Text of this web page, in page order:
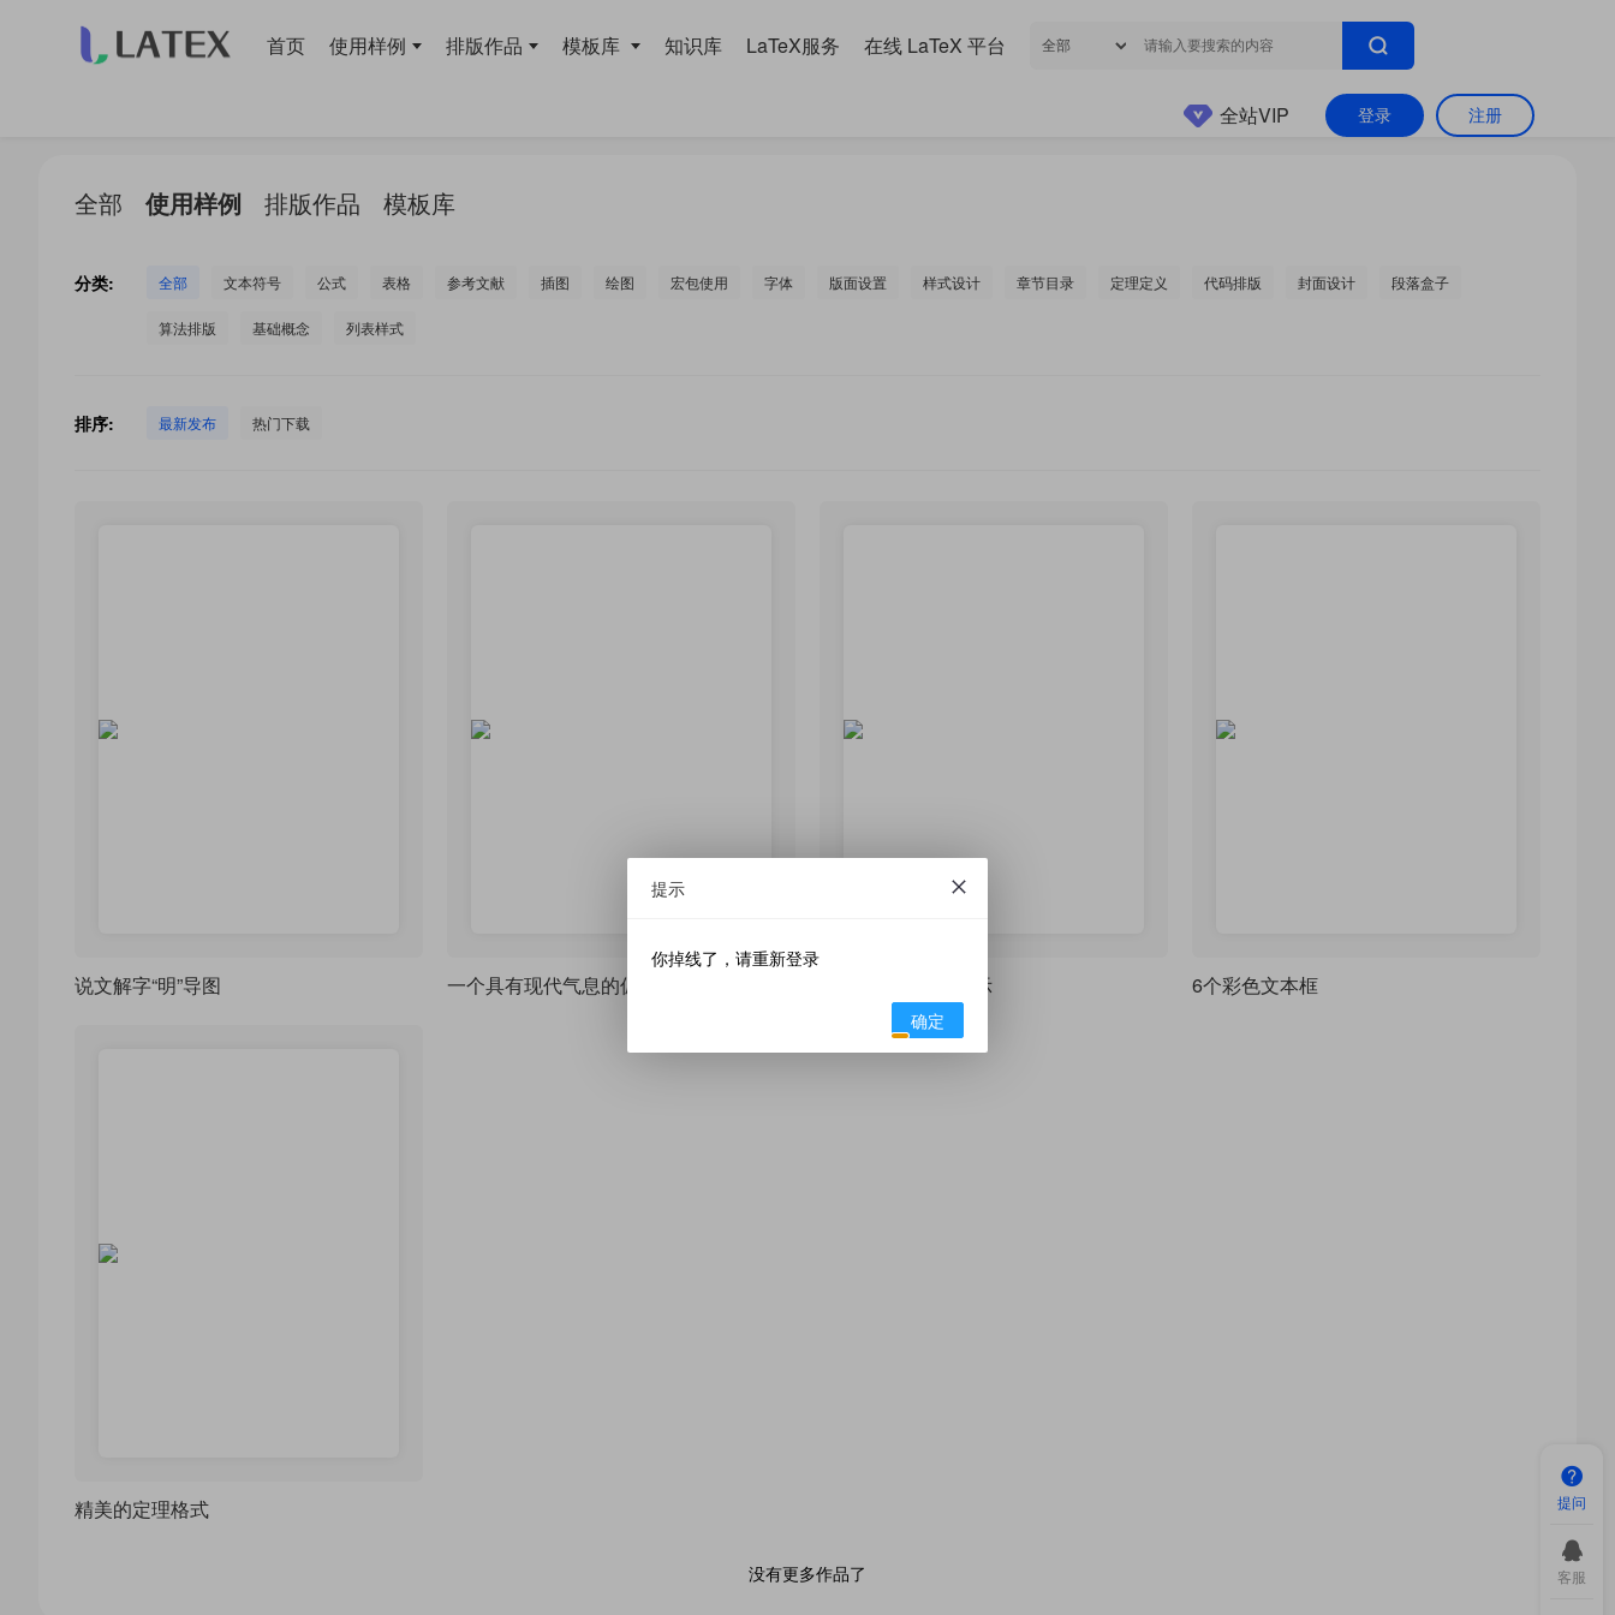
首页 使用样例 排版作品 模板库 知识库 LaTeX服务 在线 LaTeX 平台
登录 注册
全站VIP
全部 使用样例 排版作品 模板库
分类: 全部 文本符号 公式 表格 参考文献 插图 绘图 宏包使用 字体 版面设置 样式设计 章节目录 定理定义 代码排版 封面设计 段落盒子
算法排版 基础概念 列表样式
排序: 最新发布 热门下载
说文解字“明”导图 科技感定理样式展示 6个彩色文本框
精美的定理格式
没有更多作品了
提问
客服
提示
你掉线了，请重新登录
确定